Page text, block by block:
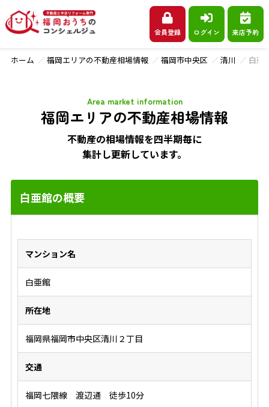
会員登録 ログイン 来店予約
ホーム 福岡エリアの不動産相場情報 福岡市中央区 清川 白亜
福岡エリアの不動産相場情報
Area market information
不動産の相場情報を四半期毎に
集計し更新しています。
白亜館の概要
マンション名
白亜館
所在地
福岡県福岡市中央区清川２丁目
交通
福岡七隈線 渡辺通 徒歩10分